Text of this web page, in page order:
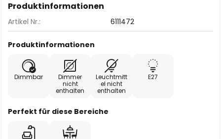
Produktinformationen
Artikel Nr.: 6111472
Produktinformationen
Dimmbar
Dimmer
nicht
enthalten
Leuchtmitt
el nicht
enthalten
E27
Perfekt für diese Bereiche